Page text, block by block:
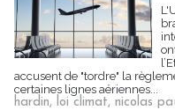
accusent de "tordre" la
certaines lignes aériennes...
hardin, loi climat, nicolas